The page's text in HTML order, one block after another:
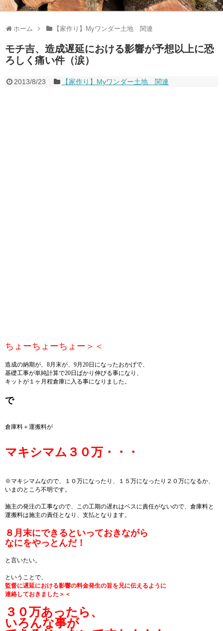
ホーム 【家作り】Myワンダー土地 関連
モチ吉、造成遅延における影響が予想以上に恐
ろしく痛い件（涙）
2013/8/23 【家作り】Myワンダー土地 関連
ちょーちょーちょー＞＜
造成の納期が、8月末が、9月20日になったおかげで、
基礎工事が単純計算で20日ばかり伸びる事になり、
キットが１ヶ月程倉庫に入る事になりました。
で
倉庫料＋運搬料が
マキシマム３０万・・・
※マキシマムなので、１０万になったり、１５万になったり２０万になるか、
いまのところ不明です。
施主の発注の工事なので、この工期の遅れはベスに責任がないので、倉庫料と
運搬料は施主の責任となり、支払となります。
８月末にできるといっておきながら
なにをやっとんだ！
と言いたい。
ということで、
監督に遅延における影響の料金発生の旨を兄に伝えるように
連絡しておきました＞＜
３０万あったら、
いろんな事が